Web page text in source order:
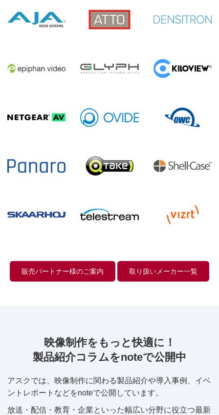
販売パートナー様のご案内 取り扱いメーカー一覧
映像制作をもっと快適に！
製品紹介コラムをnoteで公開中
アスクでは、映像制作に関わる製品紹介や導入事例、イベ
ントレポートなどをnoteで公開しています。
放送・配信・教育・企業といった幅広い分野に役立つ最新